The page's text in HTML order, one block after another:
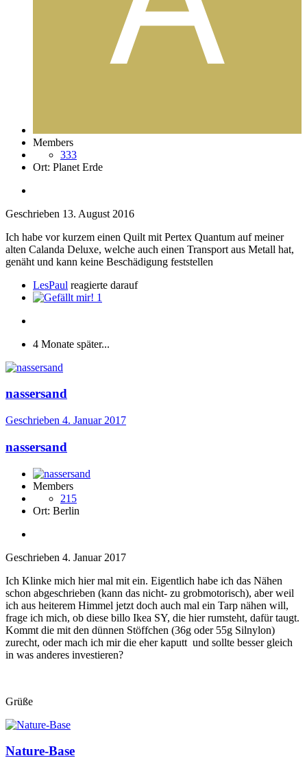
Members
333
Ort: Planet Erde
Geschrieben 13. August 2016
Ich habe vor kurzem einen Quilt mit Pertex Quantum auf meiner
alten Calanda Deluxe, welche auch einen Transport aus Metall hat,
genäht und kann keine Beschädigung feststellen
LesPaul reagierte darauf
1
4 Monate später...
nassersand
Geschrieben 4. Januar 2017
nassersand
Members
215
Ort: Berlin
Geschrieben 4. Januar 2017
Ich Klinke mich hier mal mit ein. Eigentlich habe ich das Nähen
schon abgeschrieben (kann das nicht- zu grobmotorisch), aber weil
ich aus heiterem Himmel jetzt doch auch mal ein Tarp nähen will,
frage ich mich, ob diese billo Ikea SY, die hier rumsteht, dafür taugt.
Kommt die mit den dünnen Stöffchen (36g oder 55g Silnylon)
zurecht, oder mach ich mir die eher kaputt und sollte besser gleich
in was anderes investieren?
Grüße
Nature-Base